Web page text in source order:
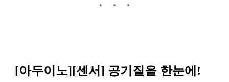
[아두이노][센서] 공기질을 한눈에!